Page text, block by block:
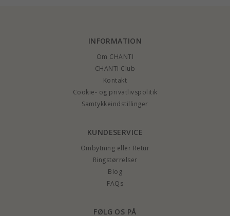
INFORMATION
Om CHANTI
CHANTI Club
Kontakt
Cookie- og privatlivspolitik
Samtykkeindstillinger
KUNDESERVICE
Ombytning eller Retur
Ringstørrelser
Blog
FAQs
FØLG OS PÅ